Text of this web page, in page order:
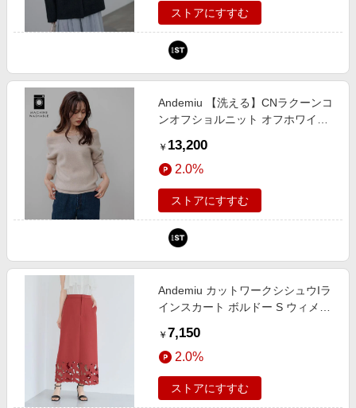
ストアにすすむ
Andemiu 【洗える】CNラクーンコ
ンオフショルニット オフホワイト
ミュウ 491270 and ST アンドエス
ティ（旧ドットエスティ）
￥ 13,200
2.0%
ストアにすすむ
Andemiu カットワークシシュウIラ
インスカート ボルドー S ウィメン
and ST アンドエスティ（旧ドット
エスティ）
￥ 7,150
2.0%
ストアにすすむ